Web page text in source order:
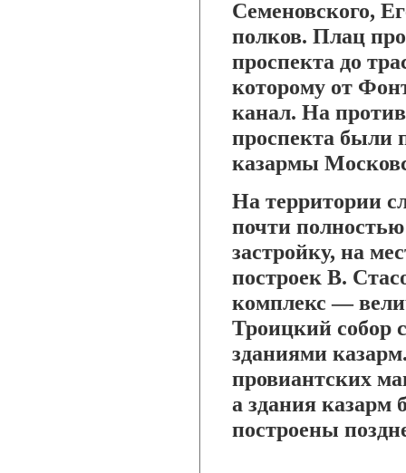
Семеновского,
полков. Плац
проспекта до
которому от
канал. На
проспекта были
казармы
На территории
почти
застройку, на
построек В.
комплекс —
Троицкий собор
зданиями
провиантских
а здания казарм
построены